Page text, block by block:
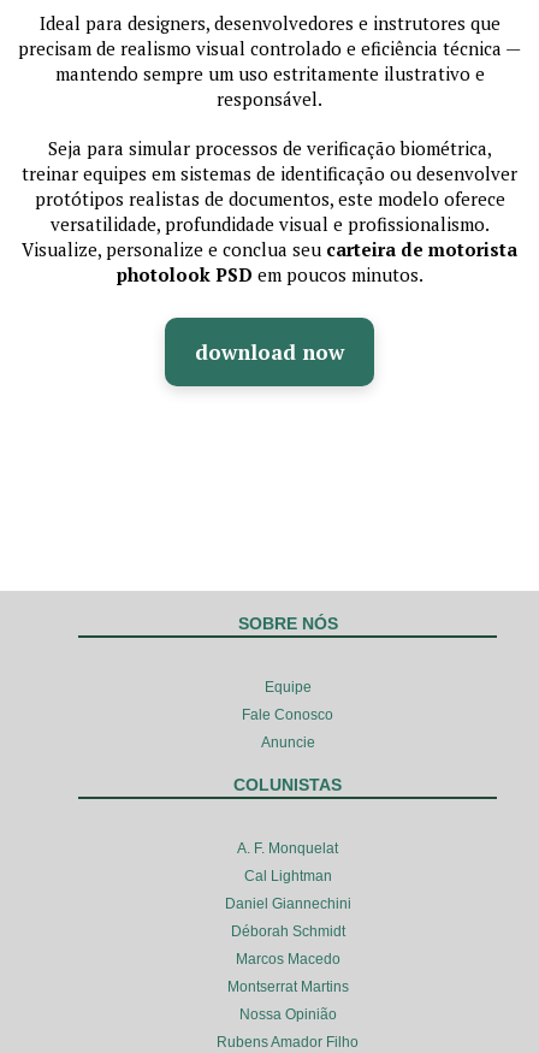
Ideal para designers, desenvolvedores e instrutores que
precisam de realismo visual controlado e eficiência técnica —
mantendo sempre um uso estritamente ilustrativo e
responsável.
Seja para simular processos de verificação biométrica,
treinar equipes em sistemas de identificação ou desenvolver
protótipos realistas de documentos, este modelo oferece
versatilidade, profundidade visual e profissionalismo.
Visualize, personalize e conclua seu carteira de motorista
photolook PSD em poucos minutos.
download now
SOBRE NÓS
Equipe
Fale Conosco
Anuncie
COLUNISTAS
A. F. Monquelat
Cal Lightman
Daniel Giannechini
Déborah Schmidt
Marcos Macedo
Montserrat Martins
Nossa Opinião
Rubens Amador Filho